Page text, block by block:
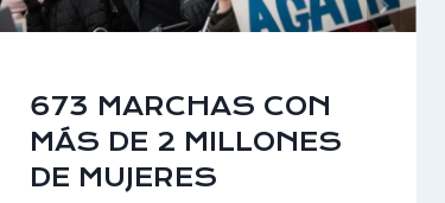
673 MARCHAS CON
MÁS DE 2 MILLONES
DE MUJERES